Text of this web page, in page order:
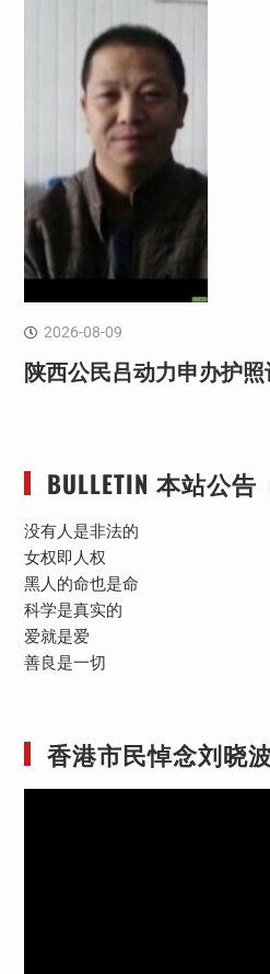
2026-08-09
陕西公民吕动力申办护
BULLETIN 本站公告
没有人是非法的
女权即人权
黑人的命也是命
科学是真实的
爱就是爱
善良是一切
香港市民悼念刘晓